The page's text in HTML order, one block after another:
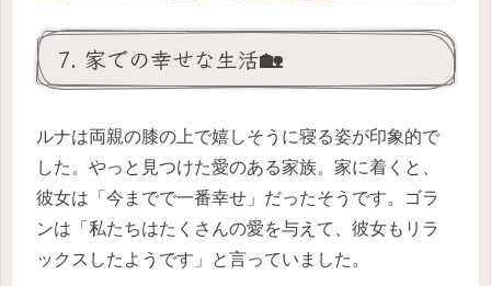
7. 家での幸せな生活🏡
ルナは両親の膝の上で嬉しそうに寝る姿が印象的で
した。やっと見つけた愛のある家族。家に着くと、
彼女は「今までで一番幸せ」だったそうです。ゴラ
ンは「私たちはたくさんの愛を与えて、彼女もリラ
ックスしたようです」と言っていました。